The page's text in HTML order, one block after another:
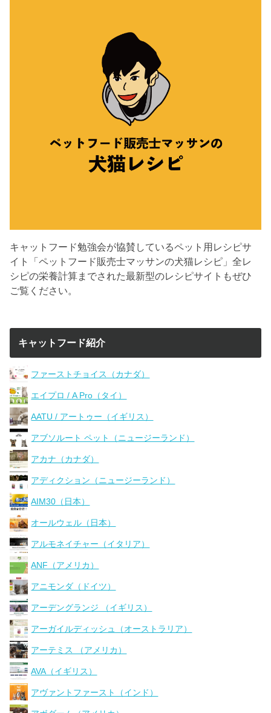
キャットフード勉強会が協賛しているペット用レシピサ
イト「ペットフード販売士マッサンの犬猫レシピ」全レ
シピの栄養計算までされた最新型のレシピサイトもぜひ
ご覧ください。
キャットフード紹介
ファーストチョイス（カナダ）
エイプロ / A Pro（タイ）
AATU / アートゥー（イギリス）
アブソルート ペット（ニュージーランド）
アカナ（カナダ）
アディクション（ニュージーランド）
AIM30（日本）
オールウェル（日本）
アルモネイチャー（イタリア）
ANF（アメリカ）
アニモンダ（ドイツ）
アーデングランジ （イギリス）
アーガイルディッシュ（オーストラリア）
アーテミス （アメリカ）
AVA（イギリス）
アヴァントファースト（インド）